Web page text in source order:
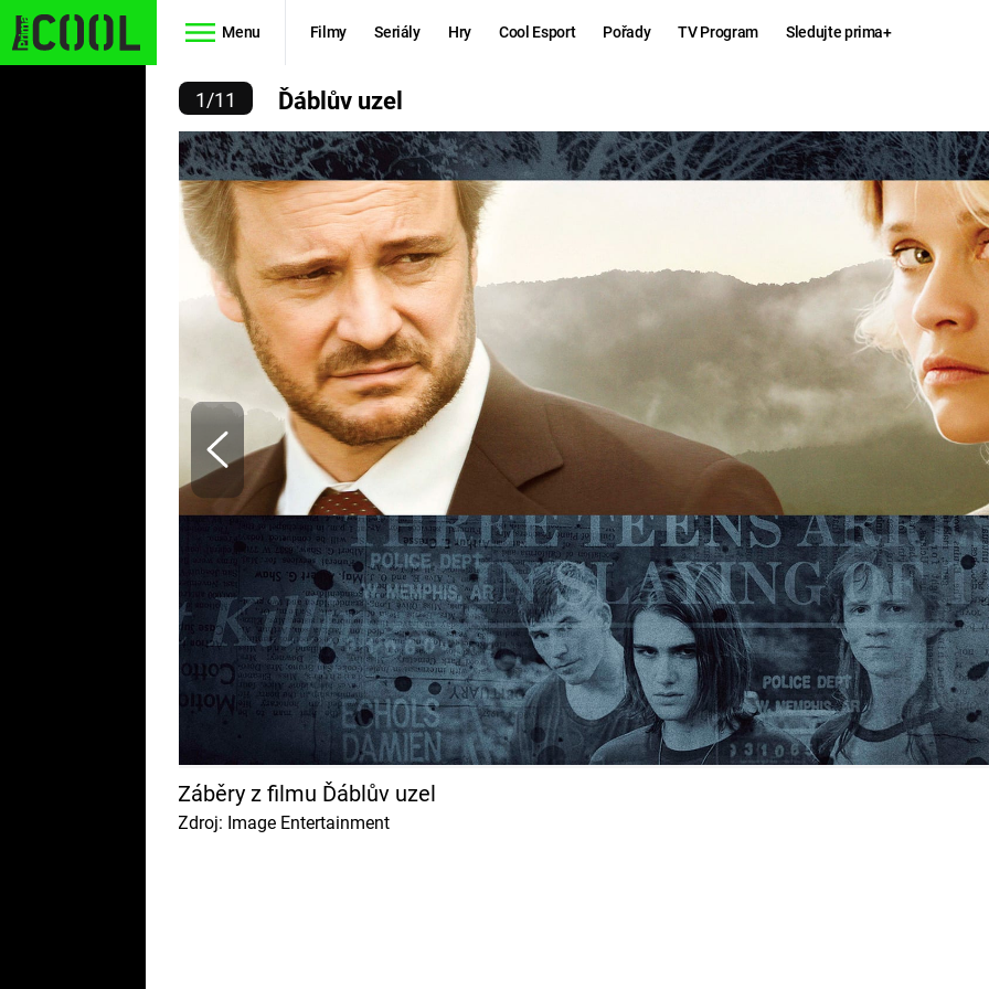
Menu Filmy Seriály Hry Cool Esport Pořady TV Program Sledujte prima+
SIMPSONOVI
Filmy
STAR WARS
AVENGERS
RYCHLE A
ZBĚSILE 10
PREDÁTOR
Hry
KINGDOM
COME:
DELIVERANCE
ESPORT
Zábava
CHUCK
NORRIS
ĎÁBLŮV UZEL
1/11 Ďáblův uzel
Záběry z filmu Ďáblův uzel
Zdroj: Image Entertainment